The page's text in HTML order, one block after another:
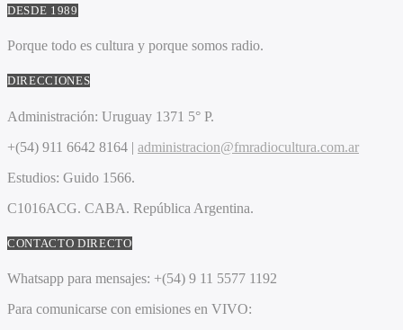
DESDE 1989
Porque todo es cultura y porque somos radio.
DIRECCIONES
Administración: Uruguay 1371 5° P.
+(54) 911 6642 8164 | administracion@fmradiocultura.com.ar
Estudios: Guido 1566.
C1016ACG. CABA. República Argentina.
CONTACTO DIRECTO
Whatsapp para mensajes: +(54) 9 11 5577 1192
Para comunicarse con emisiones en VIVO: